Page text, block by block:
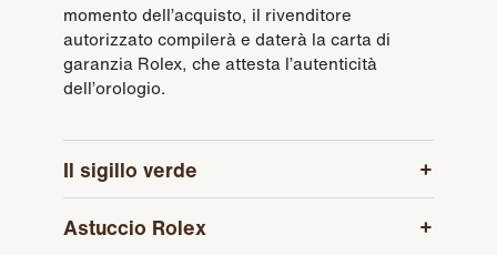
momento dell’acquisto, il rivenditore
autorizzato compilerà e daterà la carta di
garanzia Rolex, che attesta l’autenticità
dell’orologio.
Il sigillo verde
Astuccio Rolex